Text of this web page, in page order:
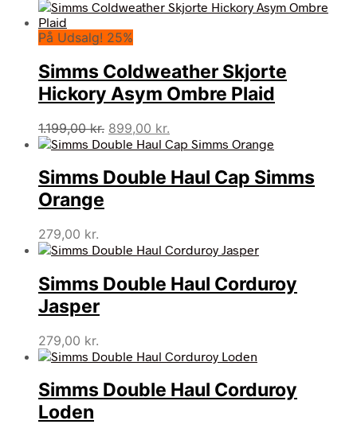
På Udsalg! 25%
Simms Coldweather Skjorte
Hickory Asym Ombre Plaid
1.199,00kr. Den
oprindelige
var:
1.199,00 kr..
899,00 kr.
aktuelle
er:
899,00 kr..
Simms Double Haul Cap Simms
Orange
279,00 kr.
Simms Double Haul Corduroy
Jasper
279,00 kr.
Simms Double Haul Corduroy
Loden